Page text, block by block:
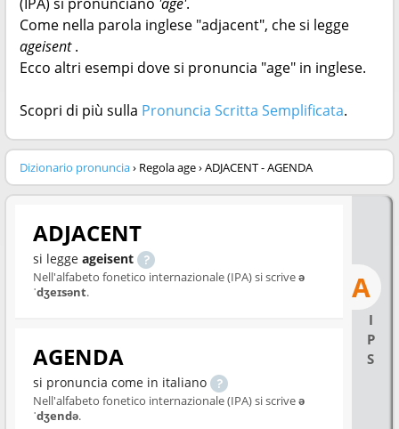
Come nella parola inglese "adjacent", che si legge
ageisent.
Ecco altri esempi dove si pronuncia "age" in inglese.
Scopri di più sulla Pronuncia Scritta Semplificata.
Dizionario pronuncia› Regola age › ADJACENT - AGENDA
A
I
P
S
ADJACENT
si legge ageisent
Nell'alfabeto fonetico internazionale (IPA) si scriveə
ˈdʒeɪsənt.
AGENDA
si pronuncia come in italiano
Nell'alfabeto fonetico internazionale (IPA) si scriveə
ˈdʒendə.